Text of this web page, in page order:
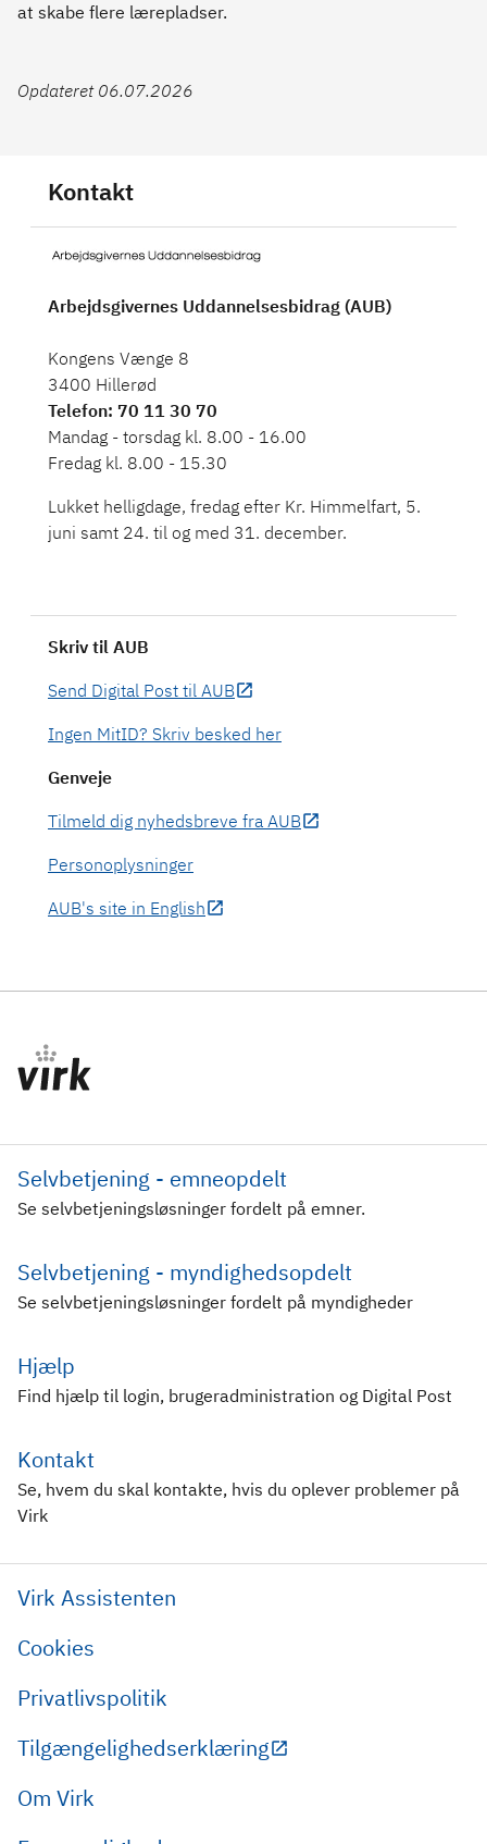
at skabe flere lærepladser.
Opdateret 06.07.2026
Kontakt
Arbejdsgivernes Uddannelsesbidrag (AUB)
Kongens Vænge 8
3400 Hillerød
Telefon: 70 11 30 70
Mandag - torsdag kl. 8.00 - 16.00
Fredag kl. 8.00 - 15.30
Lukket helligdage, fredag efter Kr. Himmelfart, 5.
juni samt 24. til og med 31. december.
Skriv til AUB
Send Digital Post til AUB
Ingen MitID? Skriv besked her
Genveje
Tilmeld dig nyhedsbreve fra AUB
Personoplysninger
AUB's site in English
Selvbetjening - emneopdelt
Se selvbetjeningsløsninger fordelt på emner.
Selvbetjening - myndighedsopdelt
Se selvbetjeningsløsninger fordelt på myndigheder
Hjælp
Find hjælp til login, brugeradministration og Digital Post
Kontakt
Se, hvem du skal kontakte, hvis du oplever problemer på
Virk
Virk Assistenten
Cookies
Privatlivspolitik
Tilgængelighedserklæring
Om Virk